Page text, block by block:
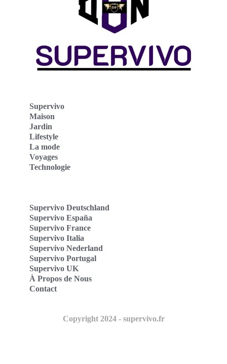
Supervivo
Maison
Jardin
Lifestyle
La mode
Voyages
Technologie
Supervivo Deutschland
Supervivo España
Supervivo France
Supervivo Italia
Supervivo Nederland
Supervivo Portugal
Supervivo UK
À Propos de Nous
Contact
Copyright 2024 - supervivo.fr